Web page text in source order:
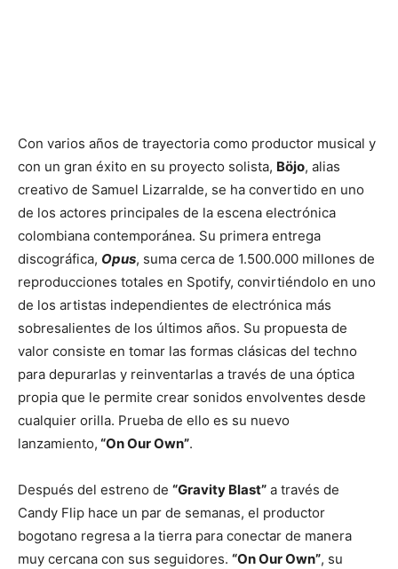
Con varios años de trayectoria como productor musical y
con un gran éxito en su proyecto solista, Böjo, alias
creativo de Samuel Lizarralde, se ha convertido en uno
de los actores principales de la escena electrónica
colombiana contemporánea. Su primera entrega
discográfica, Opus, suma cerca de 1.500.000 millones de
reproducciones totales en Spotify, convirtiéndolo en uno
de los artistas independientes de electrónica más
sobresalientes de los últimos años. Su propuesta de
valor consiste en tomar las formas clásicas del techno
para depurarlas y reinventarlas a través de una óptica
propia que le permite crear sonidos envolventes desde
cualquier orilla. Prueba de ello es su nuevo
lanzamiento, “On Our Own”.
Después del estreno de “Gravity Blast” a través de
Candy Flip hace un par de semanas, el productor
bogotano regresa a la tierra para conectar de manera
muy cercana con sus seguidores. “On Our Own”, su